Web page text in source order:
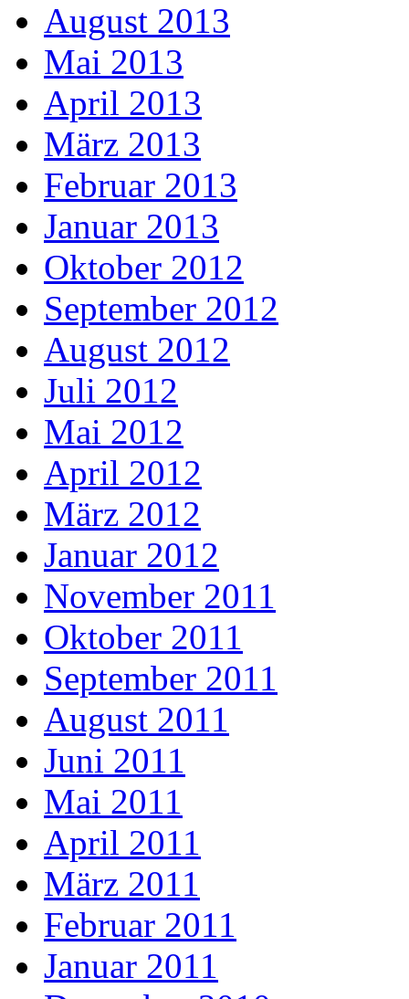
August 2013
Mai 2013
April 2013
März 2013
Februar 2013
Januar 2013
Oktober 2012
September 2012
August 2012
Juli 2012
Mai 2012
April 2012
März 2012
Januar 2012
November 2011
Oktober 2011
September 2011
August 2011
Juni 2011
Mai 2011
April 2011
März 2011
Februar 2011
Januar 2011